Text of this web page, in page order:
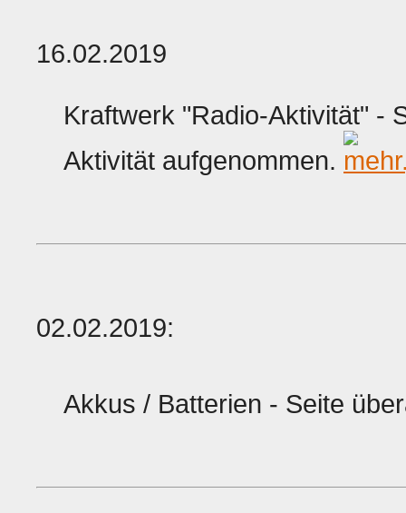
16.02.2019
Kraftwerk "Radio-Aktivität" -
Aktivität aufgenommen.
02.02.2019:
Akkus / Batterien - Seite